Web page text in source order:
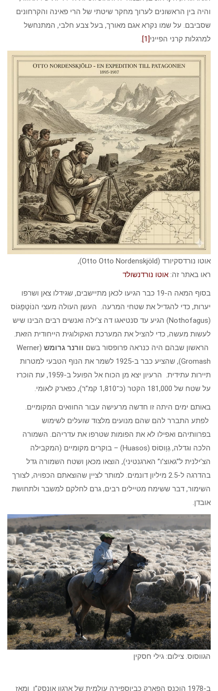
והיה בין הראשונים לערוך מחקר שיטתי של הרי פאינה והקרחונים
שסביבם. על שמו נקרא אגם מאורך, בעל צבע חלבי, המתנחשל
למרגלות קרני הפייני[1]
.
אוטו נורדסקיורד (Otto Otto Nordenskjöld),
ראו באתר זה: אוטו נורדנשולד
בסוף המאה ה-19 כבר הגיעו לכאן מתיישבים, שגידלו צאן ושרפו
יערות, כדי להגדיל את שטחי המרעה. העשן העולה מעצי הנוֹטָפָגוֹס
(Nothofagus) הגיע עד סנטיאגו דה צ’ילה ואנשים רבים הבינו שיש
לעשות מעשה, כדי להציל את המערכת האקולוגית הייחודית הזאת.
הראשון שבהם היה כנראה פרופסור בשם וורנר גרומש (Werner
Gromash), שהציע כבר ב-1925 לשמר את הנוף הטבעי למטרות
תיירות עתידית. הרעיון יצא מן הכוח אל הפועל ב-1959, עת הוכרז
על שטח של 181,000 הקטר (כ־1,810 קמ”ר), כפארק לאומי.
באותם ימים היתה זו חדשה מרעישה עבור החוואים המקומיים.
לפתע התברר להם שהם מנועים מלצוד שועלים לשימוש
בפרוותיהם ואפילו לא את הפומות שטרפו את עדריהם. השמורה
הלכה וגדלה, גְוָוסוֹס (Huasos) – בוקרים מקומיים (המקבילה
הצ’ילנית ל”גאוצ’ו” הארגנטיני), הוצאו מכאן ושטח השמורה גדל
בהדרגה ל-2.5 מיליון דונמים. למותר לציין שהוצאתם הכפויה, לצורך
השימור, דבר ששימח מטיילים רבים, גרם לחלקם למשבר ולתחושת
אובדן.
הגווסוס. צילום: גילי חסקין
ב-1978 הוכנס הפארק כביוספירה עולמית של ארגון אונסק”ו ומאז